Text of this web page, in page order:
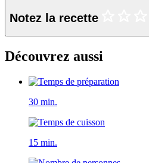
Notez la recette
Découvrez aussi
30 min.
15 min.